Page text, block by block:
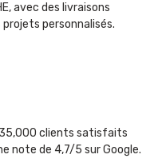
avec des livraisons
personnalisés.
clients satisfaits
note de 4,7/5 sur Google.